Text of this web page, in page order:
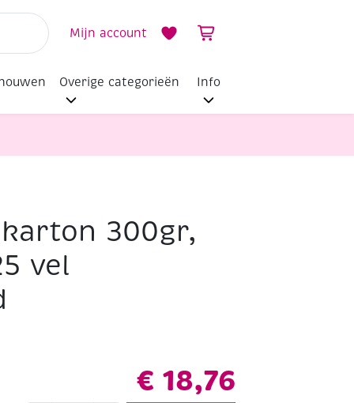
Mijn account
Overige categorieën Info
300gr,
vel
€ 18,76